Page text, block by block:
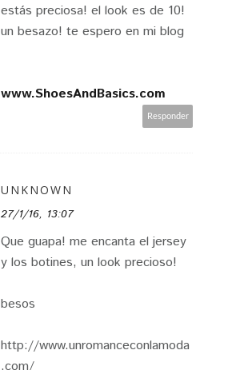
estás preciosa! el look es de 10!
un besazo! te espero en mi blog
www.ShoesAndBasics.com
Responder
UNKNOWN
27/1/16, 13:07
Que guapa! me encanta el jersey
y los botines, un look precioso!
besos
http://www.unromanceconlamoda
.com/